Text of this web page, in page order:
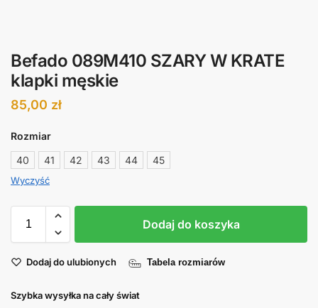
Befado 089M410 SZARY W KRATE
klapki męskie
85,00 zł
Rozmiar
40
41 42 43 44 45
Wyczyść
Dodaj do koszyka
Dodaj do ulubionych Tabela rozmiarów
Szybka wysyłka na cały świat